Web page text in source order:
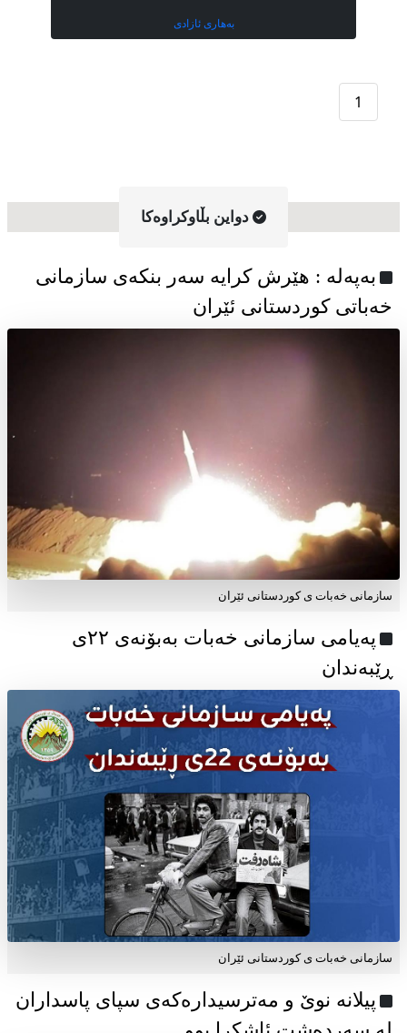
بەهاری ئازادی
1
دواین بڵاوکراوه‌کا
به‌په‌له‌ : هێرش کرایە سەر بنکەی سازمانی
خەباتی کوردستانی ئێران
سازمانی خەبات ی کوردستانی ئێران
پەیامی سازمانی خەبات بەبۆنەی ۲۲ی
ڕێبەندان
سازمانی خەبات ی كوردستانی ئێران
پیلانە نوێ و مەترسیدارەکەی سپای پاسداران